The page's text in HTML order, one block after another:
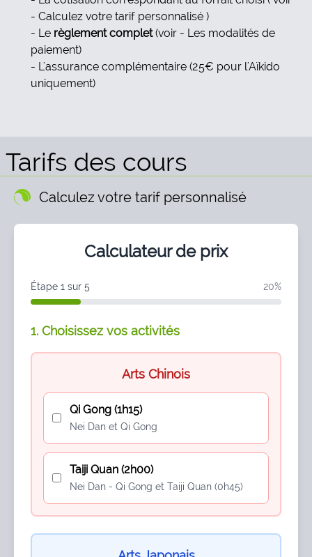
- Calculez votre tarif personnalisé )
Le règlement complet(voir - Les modalités de
paiement)
L'assurance complémentaire (25€ pour l'Aïkido
uniquement)
Tarifs des cours
Calculez votre tarif personnalisé
Calculateur de prix
Étape 1 sur 5 20%
1. Choisissez vos activités
Arts Chinois
Qi Gong (1h15)
Nei Dan et Qi Gong
Taiji Quan (2h00)
Nei Dan - Qi Gong et Taiji Quan (0h45)